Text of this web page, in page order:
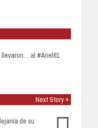
llevaron… al #Ariel61
Next Story »
de su